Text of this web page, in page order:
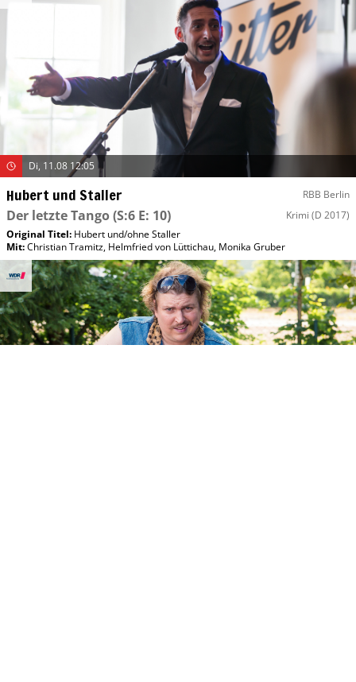
Di, 11.08 12:05
Hubert und Staller RBB Berlin
Der letzte Tango(S:6 E: 10) Krimi (D 2017)
Original Titel: Hubert und/​ohne Staller
Mit:Christian Tramitz, Helmfried von Lüttichau, Monika Gruber